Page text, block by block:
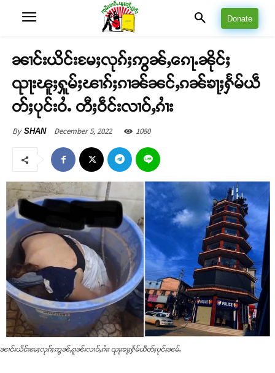
Donate
ၼၢင်းယိင်းမႄႈလုၵ်ႈဢွၼ်ႇၵေႃႉၼိုင်ႈ
ၺႃးၽူႈႁူမ်ႈၽၢၵ်ႈၵၢၼ်ၼင်ႇၵၼ်ၶႃႈႁႅမ်ယဵ
တ်ႈပုင်းဝႆႉ တီႈဝဵင်းလၢဝ်ႇၵၢႆး
By SHAN December 5, 2022 1080
ၼၢင်းယိင်းမႄႈလုၵ်ႈဢွၼ်ႇၵူၼ်းလၢဝ်ႇၵၢႆး ၺႃးၶႃႈႁႅမ်ယဵတ်ႈပုင်းၼမ်ႉ